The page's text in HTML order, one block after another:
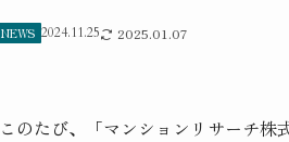
NEWS 2024.11.25 2025.01.07
このたび、「マンションリサーチ